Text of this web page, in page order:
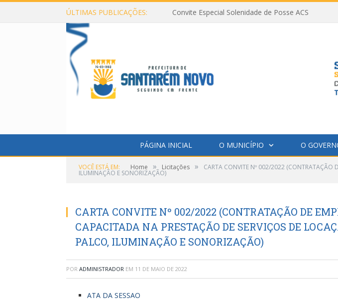
ÚLTIMAS PUBLICAÇÕES: Convite Especial Solenidade de Posse ACS
PÁGINA INICIAL O MUNICÍPIO O
VOCÊ ESTÁ EM: Home » Licitações » CARTA CONVITE Nº 002/2022 (CONTRATAÇÃO
ILUMINAÇÃO E SONORIZAÇÃO)
CARTA CONVITE Nº 002/2022 (CONTRATAÇÃO DE
CAPACITADA NA PRESTAÇÃO DE SERVIÇOS DE
PALCO, ILUMINAÇÃO E SONORIZAÇÃO)
POR ADMINISTRADOR EM 11 DE MAIO DE 2022
ATA DA SESSAO